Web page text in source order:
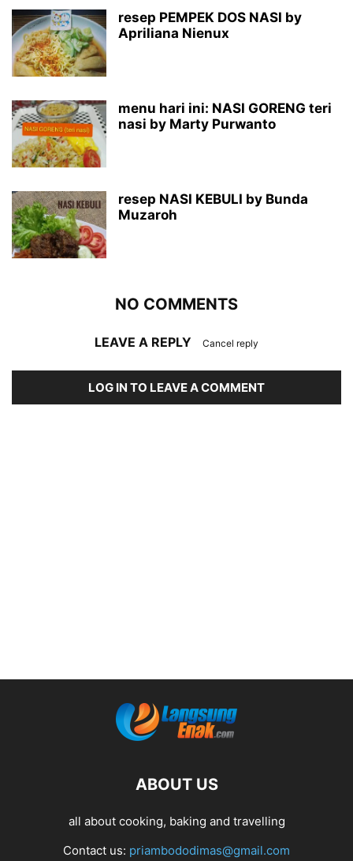
resep PEMPEK DOS NASI by
Apriliana Nienux
menu hari ini: NASI GORENG teri
nasi by Marty Purwanto
resep NASI KEBULI by Bunda
Muzaroh
NO COMMENTS
LEAVE A REPLY Cancel reply
LOG IN TO LEAVE A COMMENT
ABOUT US
all about cooking, baking and travelling
Contact us: priambododimas@gmail.com